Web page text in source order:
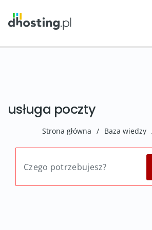
usługa poczty
Strona główna / Baza wiedzy